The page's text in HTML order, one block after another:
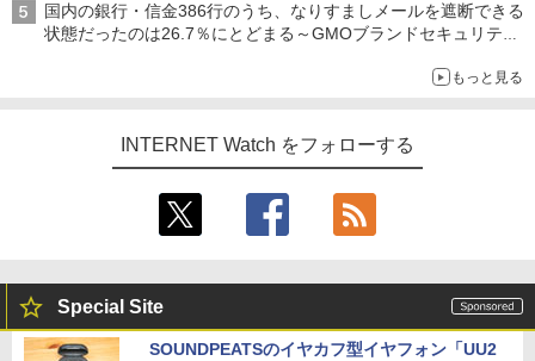
国内の銀行・信金386行のうち、なりすましメールを遮断できる
状態だったのは26.7％にとどまる～GMOブランドセキュリティ
もっと見る
INTERNET Watch をフォローする
Special Site
SOUNDPEATSのイヤカフ型イヤフォン「UU2